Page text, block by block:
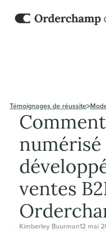
Témoignages de réussite
ventes
Kimberley Buurman12 mai